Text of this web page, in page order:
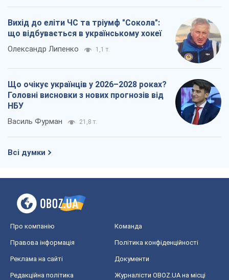
Вихід до еліти ЧС та тріумф "Сокола":
що відбувається в українському хокеї
Олександр Липенко 1,1 т.
Що очікує українців у 2026–2028 роках?
Головні висновки з нових прогнозів від
НБУ
Василь Фурман 21,8 т.
Всі думки
Про компанію Команда
Правова інформація Політика конфіденційності
Реклама на сайті Документи
Редакційна політика
Журналісти OBOZ.UA на місці